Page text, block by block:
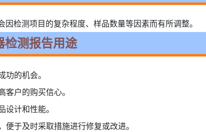
检测项目的复杂程度、样品数量等因素而有所调整。
检测报告用途
的机会。
户的购买信心。
计和性能。
于及时采取措施进行修复或改进。